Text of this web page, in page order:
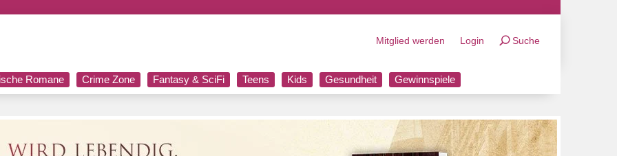
Mitglied werden Login Suche
Romane Crime Zone Fantasy & SciFi Teens Kids Gesundheit Gewinnspiele